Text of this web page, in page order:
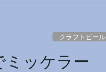
クラフトビール
ッケラー